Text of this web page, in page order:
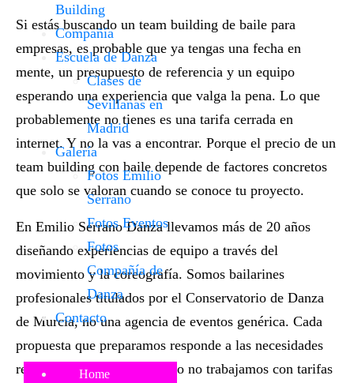
Building
Compañía
Escuela de Danza
Clases de
Sevillanas en
Madrid
Galería
Fotos Emilio
Serrano
Fotos Eventos
Fotos
Compañía de
Danza
Contacto
Home
Si estás buscando un team building de baile para
empresas, es probable que ya tengas una fecha en
mente, un presupuesto de referencia y un equipo
esperando una experiencia que valga la pena. Lo que
probablemente no tienes es una tarifa cerrada en
internet. Y no la vas a encontrar. Porque el precio de un
team building con baile depende de factores concretos
que solo se valoran cuando se conoce tu proyecto.
En Emilio Serrano Danza llevamos más de 20 años
diseñando experiencias de equipo a través del
movimiento y la coreografía. Somos bailarines
profesionales titulados por el Conservatorio de Danza
de Murcia, no una agencia de eventos genérica. Cada
propuesta que preparamos responde a las necesidades
reales de cada grupo. Por eso no trabajamos con tarifas